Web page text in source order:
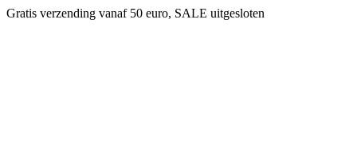
Gratis verzending vanaf 50 euro, SALE uitgesloten